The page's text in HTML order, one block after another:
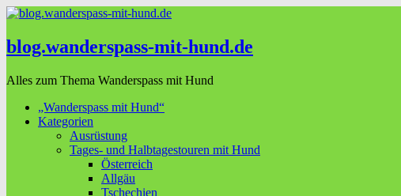
blog.wanderspass-mit-hund.de
Alles zum Thema Wanderspass mit Hund
„Wanderspass mit Hund“
Kategorien
Ausrüstung
Tages- und Halbtagestouren mit Hund
Österreich
Allgäu
Tschechien